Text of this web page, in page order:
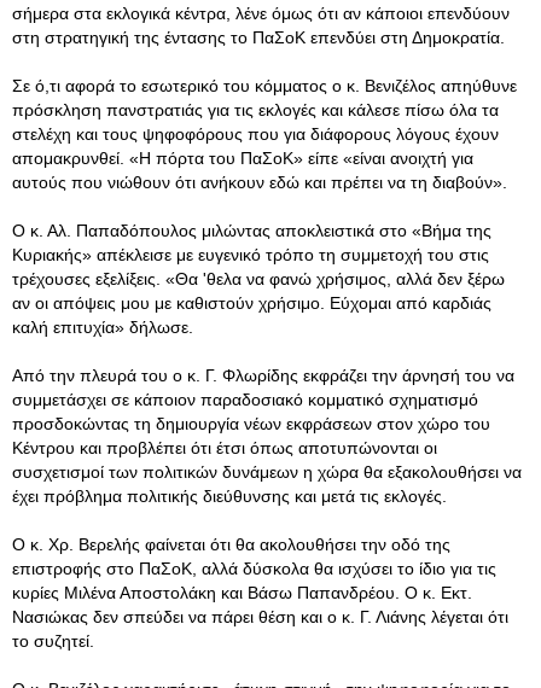
σήμερα στα εκλογικά κέντρα, λένε όμως ότι αν κάποιοι επενδύουν
στη στρατηγική της έντασης το ΠαΣοΚ επενδύει στη Δημοκρατία.
Σε ό,τι αφορά το εσωτερικό του κόμματος ο κ. Βενιζέλος απηύθυνε
πρόσκληση πανστρατιάς για τις εκλογές και κάλεσε πίσω όλα τα
στελέχη και τους ψηφοφόρους που για διάφορους λόγους έχουν
απομακρυνθεί. «Η πόρτα του ΠαΣοΚ» είπε «είναι ανοιχτή για
αυτούς που νιώθουν ότι ανήκουν εδώ και πρέπει να τη διαβούν».
Ο κ. Αλ. Παπαδόπουλος μιλώντας αποκλειστικά στο «Βήμα της
Κυριακής» απέκλεισε με ευγενικό τρόπο τη συμμετοχή του στις
τρέχουσες εξελίξεις. «Θα 'θελα να φανώ χρήσιμος, αλλά δεν ξέρω
αν οι απόψεις μου με καθιστούν χρήσιμο. Εύχομαι από καρδιάς
καλή επιτυχία» δήλωσε.
Από την πλευρά του ο κ. Γ. Φλωρίδης εκφράζει την άρνησή του να
συμμετάσχει σε κάποιον παραδοσιακό κομματικό σχηματισμό
προσδοκώντας τη δημιουργία νέων εκφράσεων στον χώρο του
Κέντρου και προβλέπει ότι έτσι όπως αποτυπώνονται οι
συσχετισμοί των πολιτικών δυνάμεων η χώρα θα εξακολουθήσει να
έχει πρόβλημα πολιτικής διεύθυνσης και μετά τις εκλογές.
Ο κ. Χρ. Βερελής φαίνεται ότι θα ακολουθήσει την οδό της
επιστροφής στο ΠαΣοΚ, αλλά δύσκολα θα ισχύσει το ίδιο για τις
κυρίες Μιλένα Αποστολάκη και Βάσω Παπανδρέου. Ο κ. Εκτ.
Νασιώκας δεν σπεύδει να πάρει θέση και ο κ. Γ. Λιάνης λέγεται ότι
το συζητεί.